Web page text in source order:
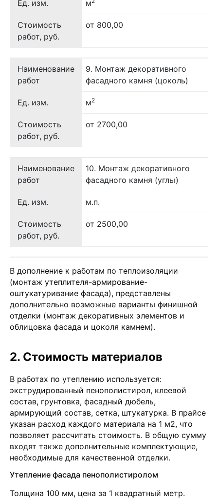
Ед. изм. м
Стоимость
работ, руб.
от 800,00
Наименование
работ
9. Монтаж декоративного
фасадного камня (цоколь)
Ед. изм. м2
Стоимость
работ, руб.
от 2700,00
Наименование
работ
10. Монтаж декоративного
фасадного камня (углы)
Ед. изм. м.п.
Стоимость
работ, руб.
от 2500,00
В дополнение к работам по теплоизоляции
(монтаж утеплителя-армирование-
оштукатуривание фасада), представлены
дополнительно возможные варианты финишной
отделки (монтаж декоративных элементов и
облицовка фасада и цоколя камнем).
2. Стоимость материалов
В работах по утеплению используется:
экструдированный пенополистирол, клеевой
состав, грунтовка, фасадный дюбель,
армирующий состав, сетка, штукатурка. В прайсе
указан расход каждого материала на 1 м2, что
позволяет рассчитать стоимость. В общую сумму
входят также дополнительные комплектующие,
необходимые для качественной отделки.
Утепление фасада пенополистиролом
Толщина 100 мм, цена за 1 квадратный метр.